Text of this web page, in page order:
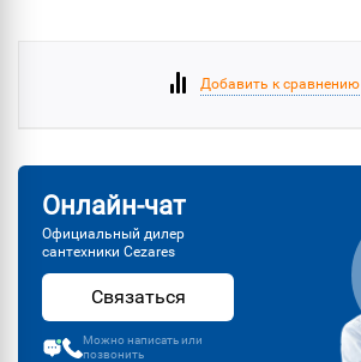
Добавить к сравнению
Онлайн-чат
Официальный дилер
сантехники Cezares
Связаться
Можно написать или
позвонить